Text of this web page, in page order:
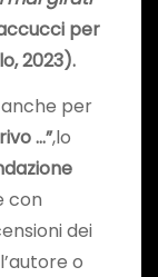
per
2023).
per
…”,lo
con
dei
o